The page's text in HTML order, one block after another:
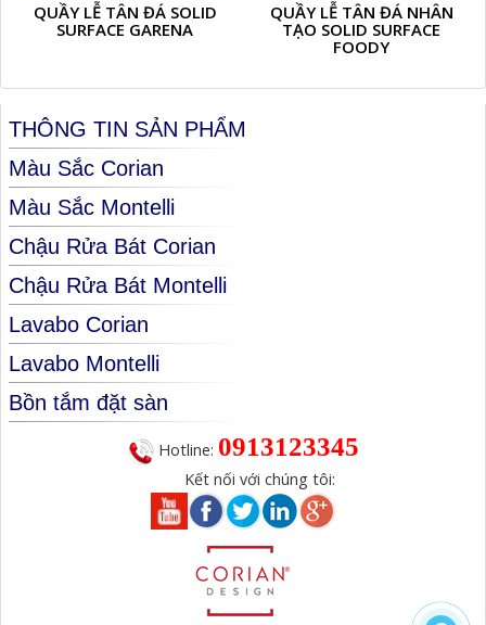
QUẦY LỄ TÂN ĐÁ SOLID
SURFACE GARENA
QUẦY LỄ TÂN ĐÁ NHÂN
TẠO SOLID SURFACE
FOODY
THÔNG TIN SẢN PHẨM
Màu Sắc Corian
Màu Sắc Montelli
Chậu Rửa Bát Corian
Chậu Rửa Bát Montelli
Lavabo Corian
Lavabo Montelli
Bồn tắm đặt sàn
Hotline: 0913123345
Kết nối với chúng tôi: